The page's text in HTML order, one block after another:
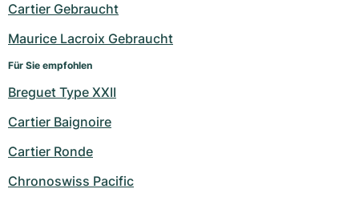
Cartier Gebraucht
Maurice Lacroix Gebraucht
Für Sie empfohlen
Breguet Type XXII
Cartier Baignoire
Cartier Ronde
Chronoswiss Pacific